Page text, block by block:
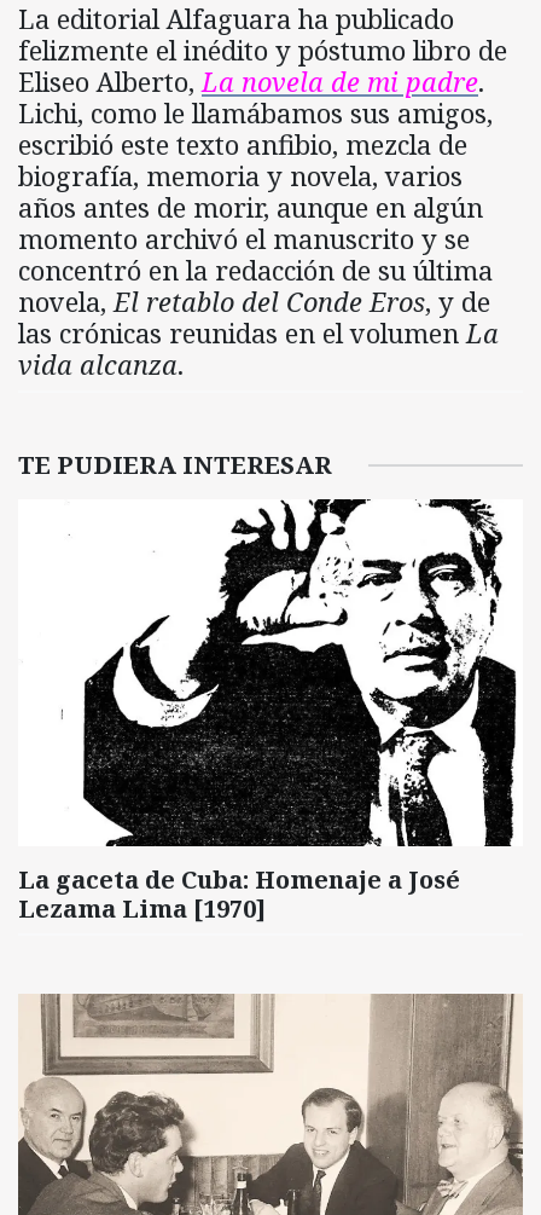
La editorial Alfaguara ha publicado
felizmente el inédito y póstumo libro de
Eliseo Alberto,La novela de mi padre.
Lichi, como le llamábamos sus amigos,
escribió este texto anfibio, mezcla de
biografía, memoria y novela, varios
años antes de morir, aunque en algún
momento archivó el manuscrito y se
concentró en la redacción de su última
novela,El retablo del Conde Eros, y de
las crónicas reunidas en el volumenLa
vida alcanza.
TE PUDIERA INTERESAR
La gaceta de Cuba: Homenaje a José
Lezama Lima [1970]